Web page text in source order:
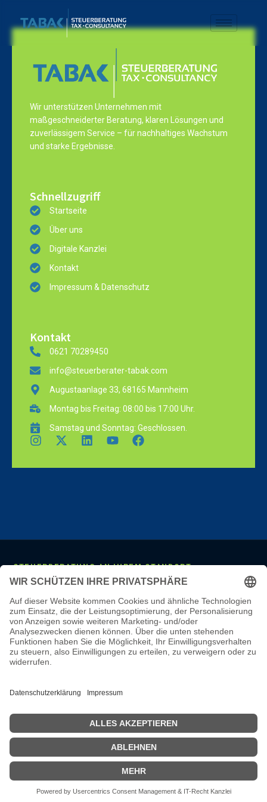
Wir unterstützen Unternehmen mit
maßgeschneiderter Beratung, klaren Lösungen und
zuverlässigem Service – für nachhaltiges Wachstum
und starke Ergebnisse.
Schnellzugriff
Startseite
Über uns
Digitale Kanzlei
Kontakt
Impressum & Datenschutz
Kontakt
0621 70289450
info@steuerberater-tabak.com
Augustaanlage 33, 68165 Mannheim
Montag bis Freitag: 08:00 bis 17:00 Uhr.
Samstag und Sonntag: Geschlossen.
STEUERBERATUNG AN IHREM STANDORT
Mannheim· Ludwigshafen Heidelberg· Frankfurt
Darmstadt
· Wiesbaden ·Mainz·Stuttgart· Karlsruhe ·Freiburg·
München· Augsburg· Nürnberg·Regensburg· Köln
Aachen·Düsseldorf·Duisburg ·Essen· Dortmund·Münster
Bielefeld· Hannover ·Bremen·Hamburg ·Kiel ·Berlin·
Leipzig ·Erfurt
LEISTUNGEN & WISSEN
Steuerberatung·Monatliche Buchhaltung·Lohnbuchhaltung·
Steuerberater-Kosten
Steuer-Glossar·Steuer-Wissen·Karriere·
Steuerberater Mannheim